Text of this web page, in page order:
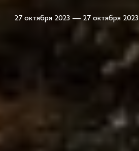
27 октября 2023 — 27 октября 2023